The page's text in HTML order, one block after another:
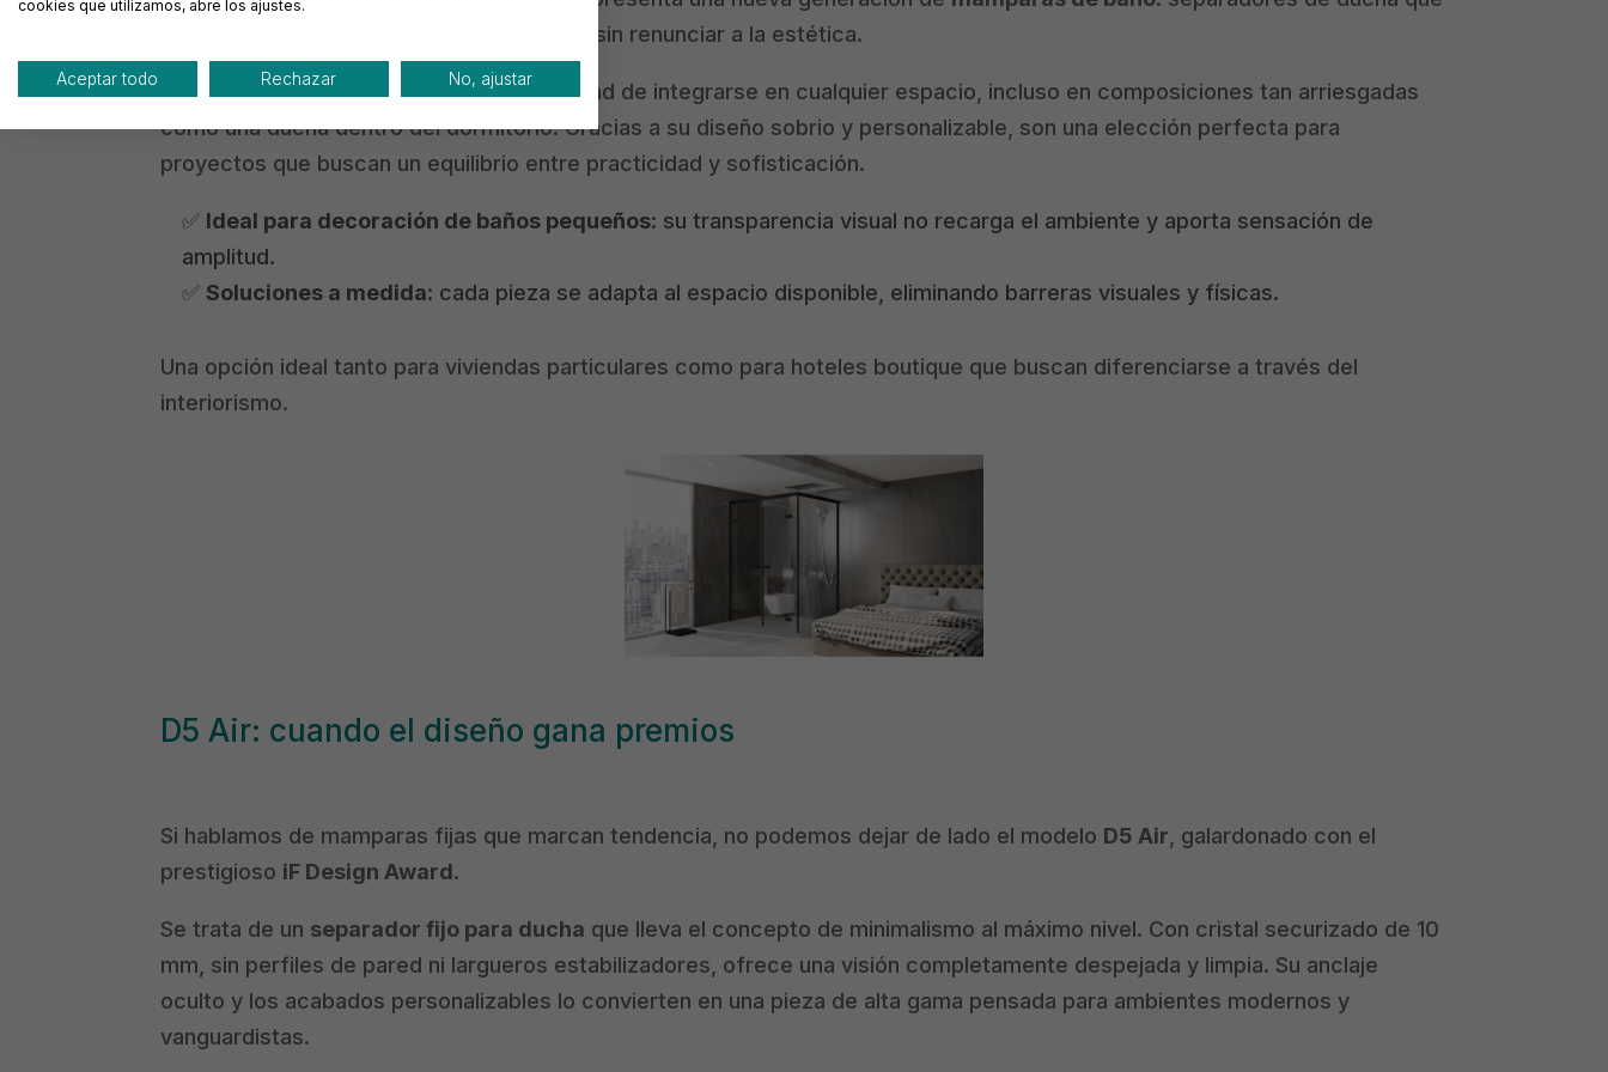
apuestan por un diseño limpio y funcional, sin renunciar a la estética.
Estas mamparas destacan por su capacidad de integrarse en cualquier espacio, incluso en composiciones tan arriesgadas
como una ducha dentro del dormitorio. Gracias a su diseño sobrio y personalizable, son una elección perfecta para
proyectos que buscan un equilibrio entre practicidad y sofisticación.
✅ Ideal para decoración de baños pequeños: su transparencia visual no recarga el ambiente y aporta sensación de
amplitud.
✅Soluciones a medida: cada pieza se adapta al espacio disponible, eliminando barreras visuales y físicas.
Una opción ideal tanto para viviendas particulares como para hoteles boutique que buscan diferenciarse a través del
interiorismo.
D5 Air: cuando el diseño gana premios
Si hablamos de mamparas fijas que marcan tendencia, no podemos dejar de lado el modelo D5 Air , galardonado con el
prestigioso iF Design Award.
Se trata de un separador fijo para ducha que lleva el concepto de minimalismo al máximo nivel. Con cristal securizado de 10
mm, sin perfiles de pared ni largueros estabilizadores, ofrece una visión completamente despejada y limpia. Su anclaje
oculto y los acabados personalizables lo convierten en una pieza de alta gama pensada para ambientes modernos y
vanguardistas.
cookies que utilizamos, abre los ajustes.
Aceptar todo Rechazar No, ajustar